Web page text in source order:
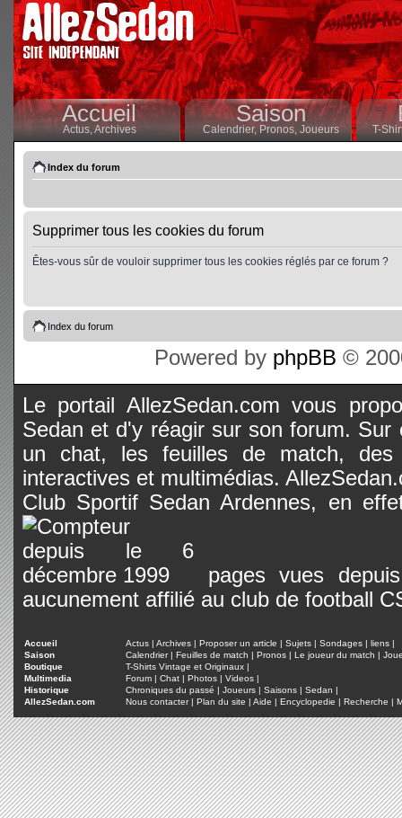
Accueil
Actus,Archives
Saison
Calendrier,Pronos, Joueurs T-
Index du forum
Supprimer tous les cookies du forum
Êtes-vous sûr de vouloir supprimer tous les cookies réglés par ce forum ?
Index du forum
Powered by phpBB ©
Le portail AllezSedan.com vous
Sedan et d'y réagir sur son forum.
un chat, les feuilles de match, des
interactives et multimédias.
Club Sportif Sedan Ardennes, en
pages vues
aucunement affilié au club de football
Accueil Actus | Archives | Proposer un article | Sujets | Sondages | liens |
Saison
Calendrier| Feuilles de match | Pronos | Le joueur du match |
Boutique
T-Shirts Vintage et Originaux |
Multimedia
Forum | Chat | Photos | Videos |
Historique
Chroniques du passé | Joueurs | Saisons | Sedan |
AllezSedan.com
Nous contacter| Plan du site | Aide | Encyclopedie | Recherche |